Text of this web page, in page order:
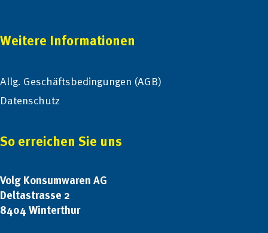
Weitere Informationen
Allg. Geschäftsbedingungen (AGB)
Datenschutz
So erreichen Sie uns
Volg Konsumwaren AG
Deltastrasse 2
8404 Winterthur